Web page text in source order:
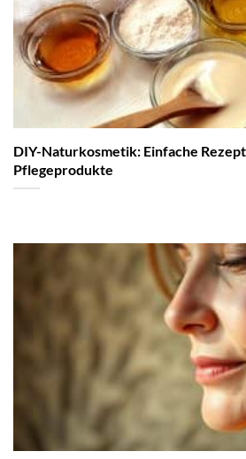
DIY-Naturkosmetik: Einfache
Pflegeprodukte